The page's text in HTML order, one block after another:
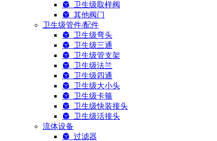
卫生级取样阀
其他阀门
卫生级管件/配件
卫生级弯头
卫生级三通
卫生级管支架
卫生级法兰
卫生级四通
卫生级大小头
卫生级卡箍
卫生级快装接头
卫生级活接头
流体设备
过滤器